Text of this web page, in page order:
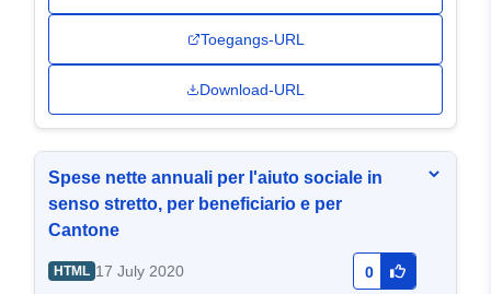
Toegangs-URL
Download-URL
Spese nette annuali per l'aiuto sociale in
senso stretto, per beneficiario e per
Cantone
HTML 17 July 2020 0